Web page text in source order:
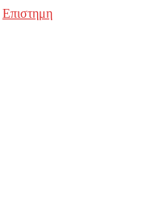
Επιστημη